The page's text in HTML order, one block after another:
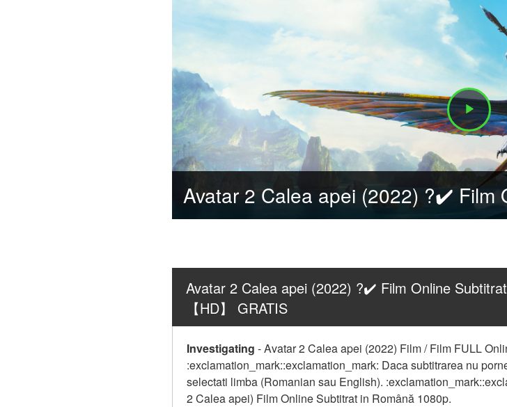
Avatar 2 Calea apei (2022) ?️✔️ Film Online
【HD】 GRATIS
Investigating -Avatar 2 Calea apei (2022) Film / Film FULL
:exclamation_mark::exclamation_mark:️️ Daca subtitrarea nu
selectati limba (Romanian sau English).
2 Calea apei) Film Online Subtitrat in Română 1080p.